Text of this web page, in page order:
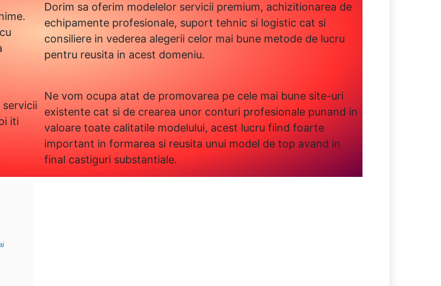
iti
Dorim sa oferim modelelor servicii premium, achizitionarea de
echipamente profesionale, suport tehnic si logistic cat si
consiliere in vederea alegerii celor mai bune metode de lucru
pentru reusita in acest domeniu.
Ne vom ocupa atat de promovarea pe cele mai bune site-uri
existente cat si de crearea unor conturi profesionale punand in
valoare toate calitatile modelului, acest lucru fiind foarte
important in formarea si reusita unui model de top avand in
final castiguri substantiale.